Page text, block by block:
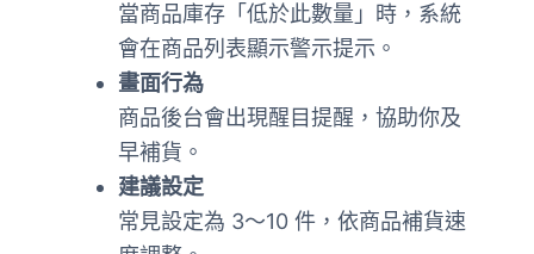
當商品庫存「低於此數量」時，系統
會在商品列表顯示警示提示。
畫面行為
商品後台會出現醒目提醒，協助你及
早補貨。
建議設定
常見設定為 3～10 件，依商品補貨速